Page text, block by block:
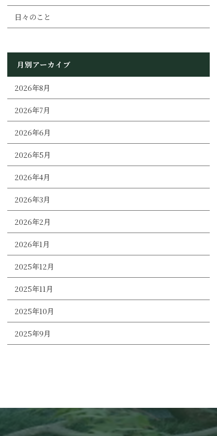
日々のこと
月別アーカイブ
2026年8月
2026年7月
2026年6月
2026年5月
2026年4月
2026年3月
2026年2月
2026年1月
2025年12月
2025年11月
2025年10月
2025年9月